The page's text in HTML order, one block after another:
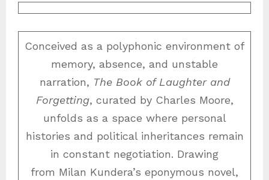
Conceived as a polyphonic environment of
memory, absence, and unstable
narration, The Book of Laughter and
Forgetting, curated by Charles Moore,
unfolds as a space where personal
histories and political inheritances remain
in constant negotiation. Drawing
from Milan Kundera’s eponymous novel,